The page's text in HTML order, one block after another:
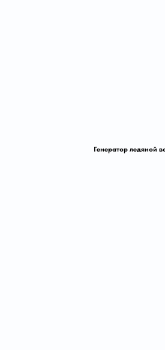
Генератор ледяной